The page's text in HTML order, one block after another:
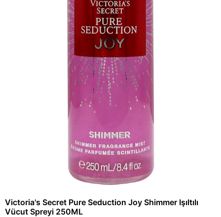
Victoria's Secret Pure Seduction Joy Shimmer Işıltılı
Vücut Spreyi 250ML